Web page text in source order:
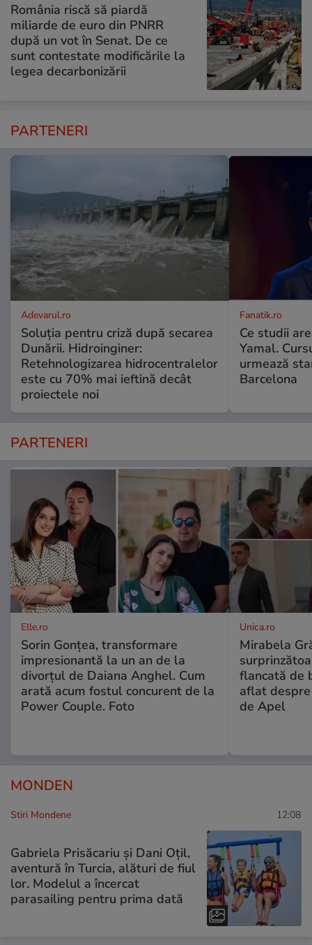
România riscă să piardă
miliarde de euro din PNRR
după un vot în Senat. De ce
sunt contestate modificările la
legea decarbonizării
PARTENERI
Adevarul.ro
Soluția pentru criză după secarea
Dunării. Hidroinginer:
Retehnologizarea hidrocentralelor
este cu 70% mai ieftină decât
proiectele noi
Fanatik.ro
Ce studii
Yamal.
urmează
Barcelona
PARTENERI
Elle.ro
Sorin Gonțea, transformare
impresionantă la un an de la
divorțul de Daiana Anghel. Cum
arată acum fostul concurent de la
Power Couple. Foto
Unica.ro
Mirabela
flancată de
aflat
de Apel
MONDEN
Stiri Mondene 12:08
Gabriela Prisăcariu și Dani Oțil,
aventură în Turcia, alături de fiul
lor. Modelul a încercat
parasailing pentru prima dată